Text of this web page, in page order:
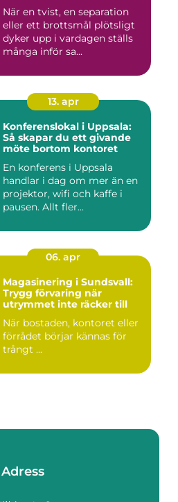
När en tvist, en separation
eller ett brottsmål plötsligt
dyker upp i vardagen ställs
många inför sa...
13. apr
Konferenslokal i Uppsala:
Så skapar du ett givande
möte bortom kontoret
En konferens i Uppsala
handlar i dag om mer än en
projektor, wifi och kaffe i
pausen. Allt fler...
06. apr
Magasinering i Sundsvall:
Trygg förvaring när
utrymmet inte räcker till
När bostaden, kontoret eller
förrådet börjar kännas för
trångt ...
Adress